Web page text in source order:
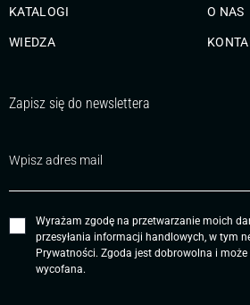
KATALOGI
WIEDZA
O NAS
Zapisz się do newslettera
Wyrażam zgodę na przetwarzanie moich
przesyłania informacji handlowych, w tym
Prywatności. Zgoda jest dobrowolna i
wycofana.